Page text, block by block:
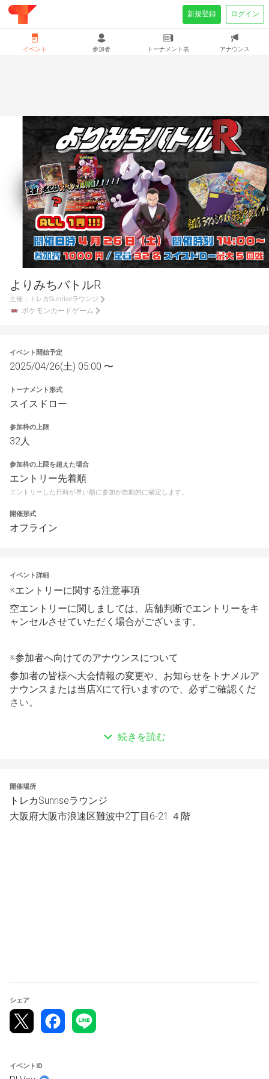
よりみちバトルR
主催： トレカSunriseラウンジ
ポケモンカードゲーム
イベント開始予定
2025/04/26(土) 05:00 〜
トーナメント形式
スイスドロー
参加枠の上限
32人
参加枠の上限を超えた場合
エントリー先着順
エントリーした日時が早い順に参加が自動的に確定します。
開催形式
オフライン
イベント詳細
※エントリーに関する注意事項
空エントリーに関しましては、店舗判断でエントリーをキ
ャンセルさせていただく場合がございます。
※参加者へ向けてのアナウンスについて
参加者の皆様へ大会情報の変更や、お知らせをトナメルア
ナウンスまたは当店Xにて行いますので、必ずご確認くだ
さい。
させていただく場合がございます。）
※キャンセル待ちの繰り上げは13:50分頃から行います。
【参加費】
続きを読む
開催場所
トレカSunriseラウンジ
大阪府大阪市浪速区難波中2丁目6-21 ４階
シェア
イベントID
イベント 参加者 トーナメント表 アナウンス
新規登録 ログイン